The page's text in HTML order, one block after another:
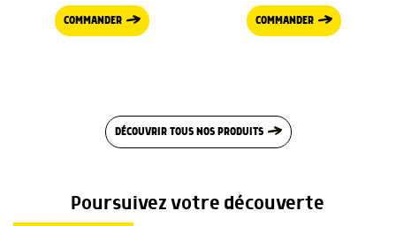
COMMANDER COMMANDER
DÉCOUVRIR TOUS NOS PRODUITS
Poursuivez votre découverte